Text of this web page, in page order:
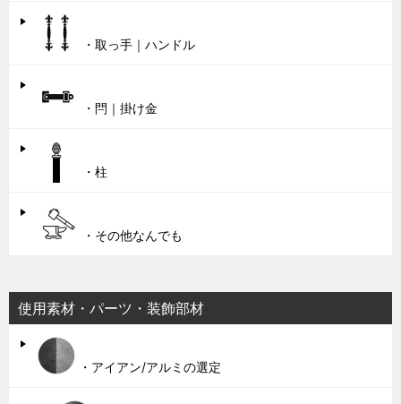
・取っ手｜ハンドル
・閂｜掛け金
・柱
・その他なんでも
使用素材・パーツ・装飾部材
・アイアン/アルミの選定